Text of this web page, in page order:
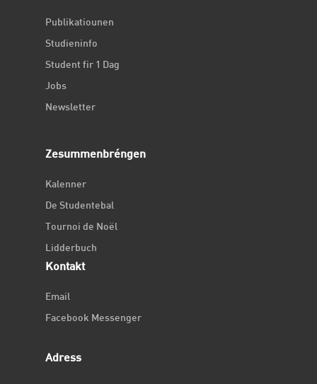
Publikatiounen
Studieninfo
Student fir 1 Dag
Jobs
Newsletter
Zesummenbréngen
Kalenner
De Studentebal
Tournoi de Noël
Lidderbuch
Kontakt
Email
Facebook Messenger
Adress